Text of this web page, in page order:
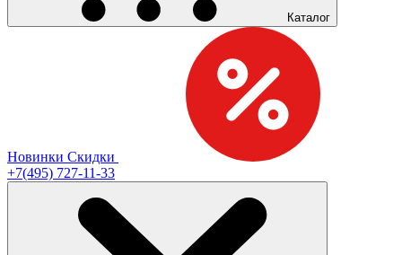
Каталог
Новинки Скидки
+7(495) 727-11-33